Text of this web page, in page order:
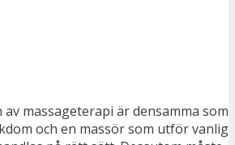
massageterapi är densamma som
och en massör som utför vanlig